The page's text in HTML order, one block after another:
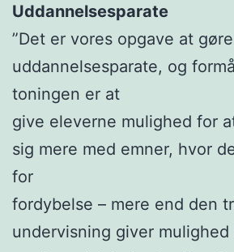
Uddannelsesparate
”Det er vores opgave at
uddannelsesparate, og
toningen er at
give eleverne mulighed for
sig mere med emner, hvor
for
fordybelse – mere end den
undervisning giver mulighed